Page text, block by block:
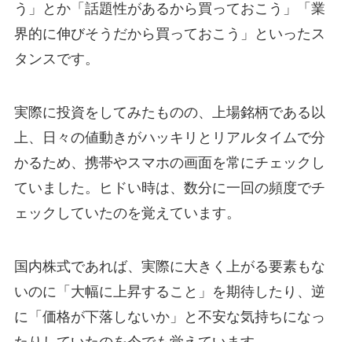
う」とか「話題性があるから買っておこう」「業
界的に伸びそうだから買っておこう」といったス
タンスです。
実際に投資をしてみたものの、上場銘柄である以
上、日々の値動きがハッキリとリアルタイムで分
かるため、携帯やスマホの画面を常にチェックし
ていました。ヒドい時は、数分に一回の頻度でチ
ェックしていたのを覚えています。
国内株式であれば、実際に大きく上がる要素もな
いのに「大幅に上昇すること」を期待したり、逆
に「価格が下落しないか」と不安な気持ちになっ